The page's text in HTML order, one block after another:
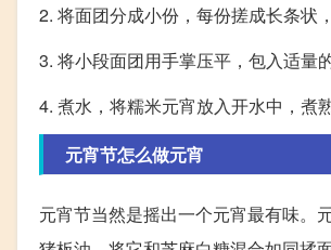
2. 将面团分成小份，每份搓成长条状
3. 将小段面团用手掌压平，包入适量
4. 煮水，将糯米元宵放入开水中，煮熟
元宵节怎么做元宵
元宵节当然是摇出一个元宵最有味。